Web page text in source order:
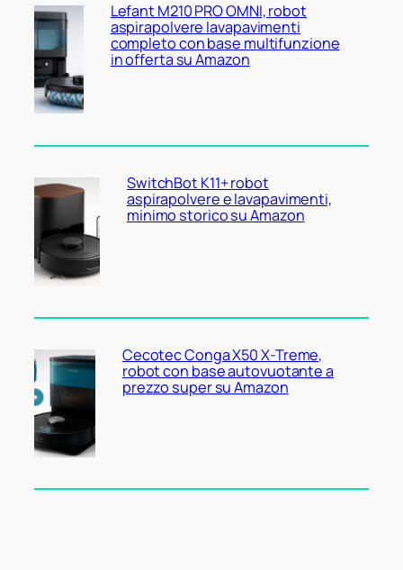
Lefant M210 PRO OMNI, robot
aspirapolvere lavapavimenti
completo con base multifunzione
in offerta su Amazon
SwitchBot K11+ robot
aspirapolvere e lavapavimenti,
minimo storico su Amazon
Cecotec Conga X50 X-Treme,
robot con base autovuotante a
prezzo super su Amazon